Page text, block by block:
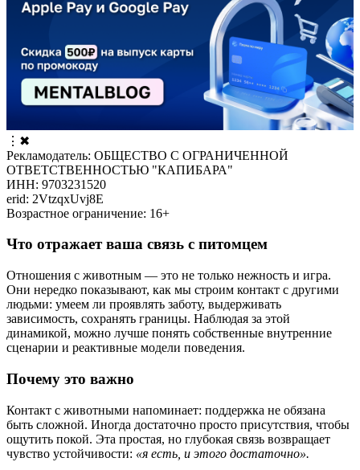
⋮ ✖
Рекламодатель: ОБЩЕСТВО С ОГРАНИЧЕННОЙ
ОТВЕТСТВЕННОСТЬЮ "КАПИБАРА"
ИНН: 9703231520
erid: 2VtzqxUvj8E
Возрастное ограничение: 16+
Что отражает ваша связь с питомцем
Отношения с животным — это не только нежность и игра.
Они нередко показывают, как мы строим контакт с другими
людьми: умеем ли проявлять заботу, выдерживать
зависимость, сохранять границы. Наблюдая за этой
динамикой, можно лучше понять собственные внутренние
сценарии и реактивные модели поведения.
Почему это важно
Контакт с животными напоминает: поддержка не обязана
быть сложной. Иногда достаточно просто присутствия, чтобы
ощутить покой. Эта простая, но глубокая связь возвращает
чувство устойчивости: «я есть, и этого достаточно».